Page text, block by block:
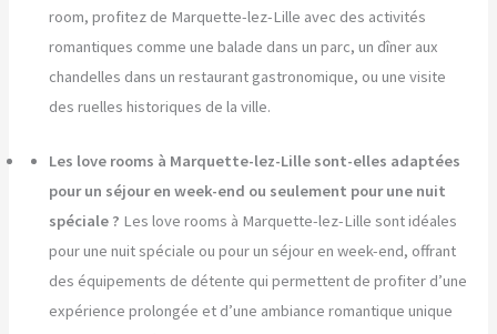
room, profitez de Marquette-lez-Lille avec des activités
romantiques comme une balade dans un parc, un dîner aux
chandelles dans un restaurant gastronomique, ou une visite
des ruelles historiques de la ville.
Les love rooms à Marquette-lez-Lille sont-elles adaptées
pour un séjour en week-end ou seulement pour une nuit
spéciale ? Les love rooms à Marquette-lez-Lille sont idéales
pour une nuit spéciale ou pour un séjour en week-end, offrant
des équipements de détente qui permettent de profiter d’une
expérience prolongée et d’une ambiance romantique unique